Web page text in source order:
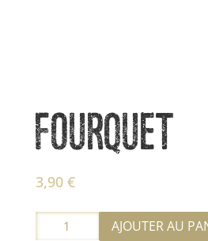
FOURQUET
3,90 €
quantité
AJOUTER AU